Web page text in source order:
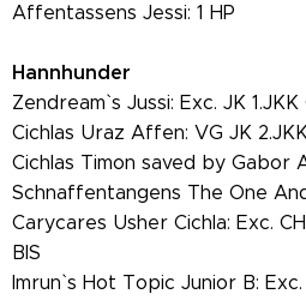
Affentassens Jessi: 1 HP
Hannhunder
Zendream` s Jussi: Exc. JK
Cichlas Uraz Affen: VG JK
Cichlas Timon saved by Gabor
Schnaffentangens The One
Carycares Usher Cichla: Exc.
BIS
Imrun` s Hot Topic Junior B: